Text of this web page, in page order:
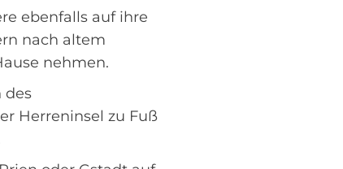
ebenfalls auf ihre
nach altem
nehmen.
des
Herreninsel zu Fuß